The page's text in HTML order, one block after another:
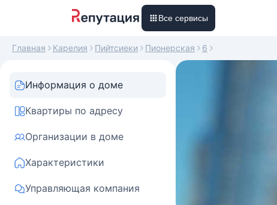
Все сервисы
Главная Карелия Пийтсиеки Пионерская 6
Информация о доме
Квартиры по адресу
Организации в доме
Характеристики
Управляющая компания